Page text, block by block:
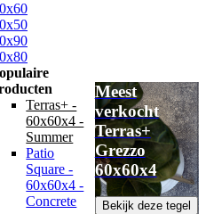
Terras+ -
60x60x4 -
Summer
Patio
Square -
60x60x4 -
Concrete
Meest
verkocht
Terras+
Grezzo
60x60x4
Bekijk deze tegel